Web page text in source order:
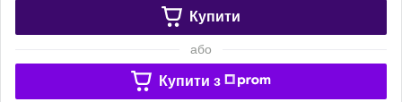
Купити
або
Купити з